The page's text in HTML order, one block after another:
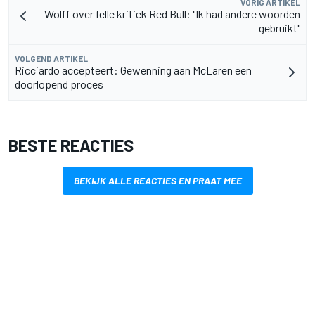
VORIG ARTIKEL
Wolff over felle kritiek Red Bull: "Ik had andere woorden
gebruikt"
VOLGEND ARTIKEL
Ricciardo accepteert: Gewenning aan McLaren een
doorlopend proces
BESTE REACTIES
BEKIJK ALLE REACTIES EN PRAAT MEE